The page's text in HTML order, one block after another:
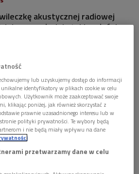
akustycznej radiowej
popołudnie takie właśnie
2 Polskiego Radia w
sięgam powiem po nagrania
Salif Keita z Mali, Charif
i Rogér Fakhr, legenda
lub uzyskujemy dostęp do informacji
identyfikatory w plikach cookie w celu
Użytkownik może zaakceptować swoje
klikając poniżej, jak również skorzystać z
prawnie uzasadnionego interesu lub w
polityki prywatności. Te wybory będą
i nie będą miały wpływu na dane
przetwarzamy dane w celu